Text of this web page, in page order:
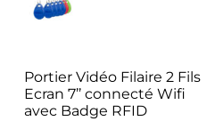
Portier Vidéo Filaire 2 Fils
Ecran 7’’ connecté Wifi
avec Badge RFID